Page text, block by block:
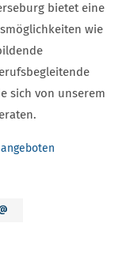
bietet eine
wie
sich von unserem